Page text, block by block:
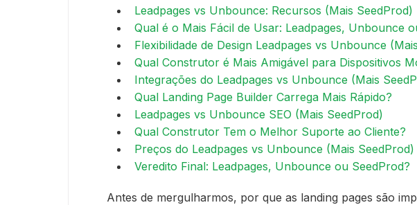
Leadpages vs Unbounce: Recursos (Mais SeedProd)
Qual é o Mais Fácil de Usar: Leadpages, Unbounce
Flexibilidade de Design Leadpages vs Unbounce
Qual Construtor é Mais Amigável para Dispositivos
Integrações do Leadpages vs Unbounce (Mais
Qual Landing Page Builder Carrega Mais Rápido?
Leadpages vs Unbounce SEO (Mais SeedProd)
Qual Construtor Tem o Melhor Suporte ao Cliente?
Preços do Leadpages vs Unbounce (Mais SeedProd)
Veredito Final: Leadpages, Unbounce ou SeedProd?
Antes de mergulharmos, por que as landing pages são